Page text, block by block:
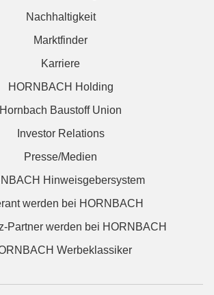
Nachhaltigkeit
Marktfinder
Karriere
HORNBACH Holding
Hornbach Baustoff Union
Investor Relations
Presse/Medien
Hinweisgebersystem
werden bei HORNBACH
Partner werden bei HORNBACH
Werbeklassiker